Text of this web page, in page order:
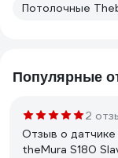
Потолочные
Популярные
2
Отзыв о
theMura S180